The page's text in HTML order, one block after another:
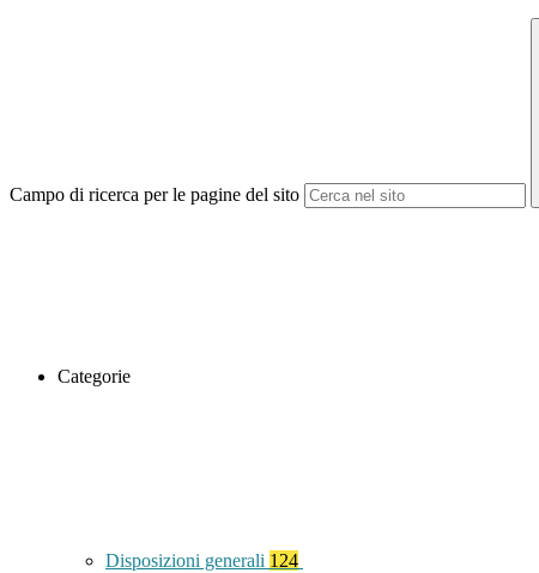
Campo di ricerca per le pagine del sito
Categorie
Disposizioni generali 124